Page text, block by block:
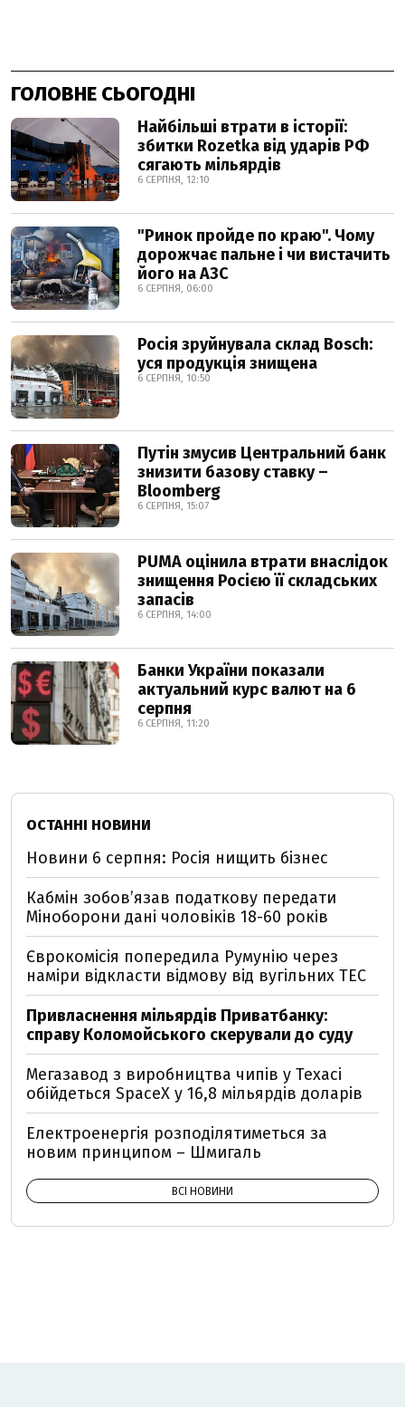
ГОЛОВНЕ СЬОГОДНІ
Найбільші втрати в історії:
збитки Rozetka від ударів РФ
сягають мільярдів
6 СЕРПНЯ, 12:10
"Ринок пройде по краю". Чому
дорожчає пальне і чи вистачить
його на АЗС
6 СЕРПНЯ, 06:00
Росія зруйнувала склад Bosch:
уся продукція знищена
6 СЕРПНЯ, 10:50
Путін змусив Центральний банк
знизити базову ставку –
Bloomberg
6 СЕРПНЯ, 15:07
PUMA оцінила втрати внаслідок
знищення Росією її складських
запасів
6 СЕРПНЯ, 14:00
Банки України показали
актуальний курс валют на 6
серпня
6 СЕРПНЯ, 11:20
ОСТАННІ НОВИНИ
Новини 6 серпня: Росія нищить бізнес
Кабмін зобовʼязав податкову передати
Міноборони дані чоловіків 18-60 років
Єврокомісія попередила Румунію через
наміри відкласти відмову від вугільних ТЕС
Привласнення мільярдів Приватбанку:
справу Коломойського скерували до суду
Мегазавод з виробництва чипів у Техасі
обійдеться SpaceX у 16,8 мільярдів доларів
Електроенергія розподілятиметься за
новим принципом – Шмигаль
ВСІ НОВИНИ